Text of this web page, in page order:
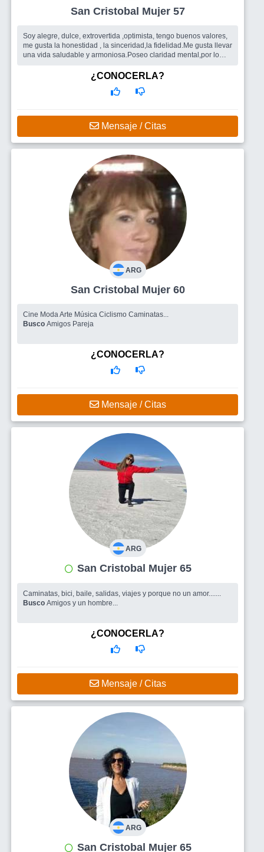
San Cristobal Mujer 57
Soy alegre, dulce, extrovertida ,optimista, tengo buenos valores,
me gusta la honestidad , la sinceridad,la fidelidad.Me gusta llevar
una vida saludable y armoniosa.Poseo claridad mental,por lo
Me gustaria encontrar un hombre
,romantico,compañero,con valores, que sepa contener y estar
con migo en todo momento. Un compañero de vida,que no
¿CONOCERLA?
Mensaje / Citas
ARG
San Cristobal Mujer 60
Cine Moda Arte Música Ciclismo Caminatas...
Busco Amigos Pareja
¿CONOCERLA?
Mensaje / Citas
ARG
San Cristobal Mujer 65
Caminatas, bici, baile, salidas, viajes y porque no un amor.......
Busco Amigos y un hombre...
¿CONOCERLA?
Mensaje / Citas
ARG
San Cristobal Mujer 65